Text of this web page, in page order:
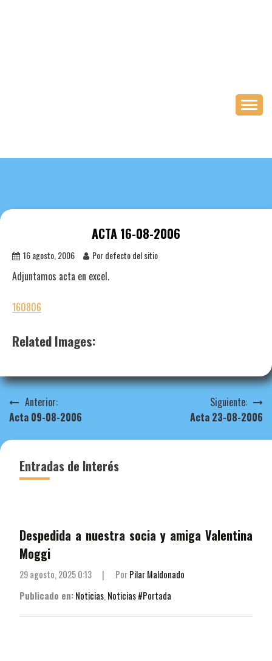
ACTA 16-08-2006
16 agosto, 2006 Por defecto del sitio
Adjuntamos acta en excel.
160806
Related Images:
Navegación
de
Anterior:
Acta 09-08-2006
Siguiente:
Acta 23-08-2006
Entradas de Interés
Despedida a nuestra socia y amiga Valentina
Moggi
29 agosto, 2025 0:13 | PorPilar Maldonado
Publicado en:Noticias, Noticias #Portada